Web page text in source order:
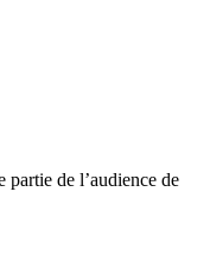
de l’audience de